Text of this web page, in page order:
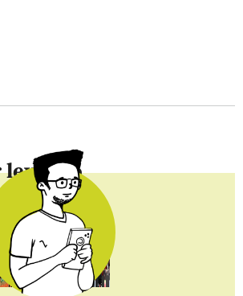
leyendo